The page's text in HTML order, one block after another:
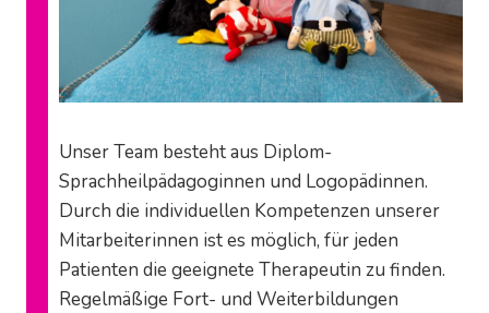
K
L
I
I
S
C
H
E
L
I
Unser Team besteht aus Diplom-
Sprachheilpädagoginnen und Logopädinnen.
Durch die individuellen Kompetenzen unserer
Mitarbeiterinnen ist es möglich, für jeden
Patienten die geeignete Therapeutin zu finden.
Regelmäßige Fort- und Weiterbildungen